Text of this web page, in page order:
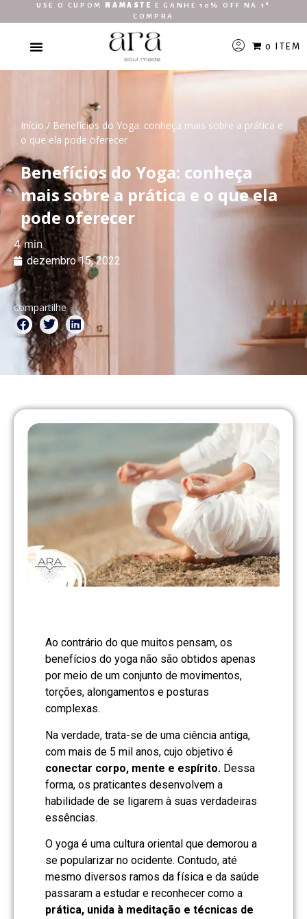
USE O CUPOM NAMASTE
E GANHE 10% OFF NA 1ª
COMPRA
0 ITEM
Início / Benefícios do Yoga: conheça mais sobre a prática e
o que ela pode oferecer
Benefícios do Yoga: conheça
mais sobre a prática e o que ela
pode oferecer
dezembro 15, 2022
compartilhe
Ao contrário do que muitos pensam, os
benefícios do yoga não são obtidos apenas
por meio de um conjunto de movimentos,
torções, alongamentos e posturas
complexas.
Na verdade, trata-se de uma ciência antiga,
com mais de 5 mil anos, cujo objetivo é
conectar corpo, mente e espírito. Dessa
forma, os praticantes desenvolvem a
habilidade de se ligarem à suas verdadeiras
essências.
O yoga é uma cultura oriental que demorou a
se popularizar no ocidente. Contudo, até
mesmo diversos ramos da física e da saúde
passaram a estudar e reconhecer como a
prática, unida à meditação e técnicas de